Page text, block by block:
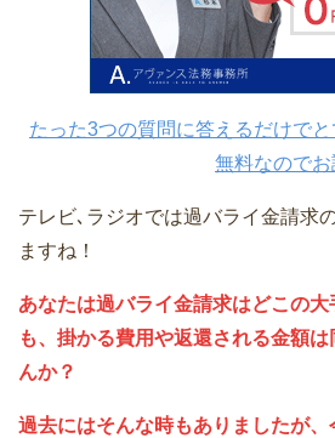
たった3つの質問に答えるだけで
無料なのでお
テレビ､ラジオでは過バライ金請求
ますね！
あなたは過バライ金請求はどこの
も、掛かる費用や返還される金額
んか？
過去にはそんな時もありましたが